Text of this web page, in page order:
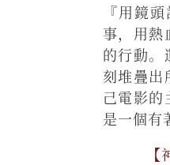
『用鏡
事，用熱
的行動。
刻堆疊出
己電影的
是一個有